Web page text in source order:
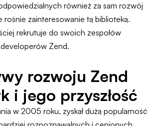
również za sam rozwój
rośnie zainteresowanie tą biblioteką.
rekrutuje do swoich zespołów
Zend.
rozwoju Zend
i jego przyszłość
w 2005 roku, zyskał dużą popularność